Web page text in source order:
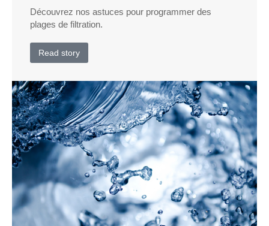
Découvrez nos astuces pour programmer des
plages de filtration.
Read story